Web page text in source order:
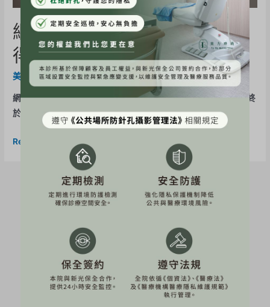
網紅《等等》水光注射體驗心
得分享
美力分享,水光注射/ ByBE-Evelyn
網紅《等等》水光注射體驗心得分享 在嘗試了7次蜂巢皮秒後，終
於來打水光針了！ 原本其實還蠻怕這種侵入性的療程但 …
Read More »
近期文章
又下垂！雙機消除雙下巴！
素人《WYNNE》十蓓電波真實分享~膠原蛋白UP，輪廓
線回歸！
健身教練《小優》韓音雙波：海芙+立特拉音波初體驗～